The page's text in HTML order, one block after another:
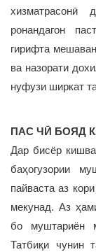
ронандагон
гирифта
ва назорати
нуфузи ширкат
ПАС ЧӢ БОЯД
Дар бисёр
баҳогузории
пайваста аз
мекунад. Аз
бо муштариён
Татбиқи чунин